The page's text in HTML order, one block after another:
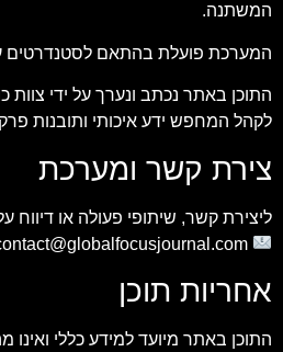
המשתנה.
המערכת פועלת בהתאם לסטנדרטים
התוכן באתר נכתב ונערך על ידי צוות
לקהל המחפש ידע איכותי ותובנות
צירת קשר ומערכת
ליצירת קשר, שיתופי פעולה או דיווח
אחריות תוכן
התוכן באתר מיועד למידע כללי ואינו